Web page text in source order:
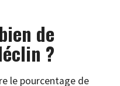
de
?
le pourcentage de